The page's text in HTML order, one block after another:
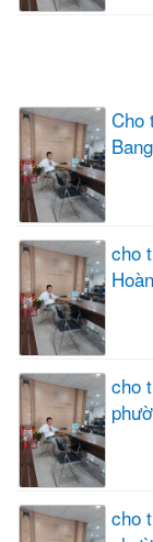
Cho
cho
cho
cho